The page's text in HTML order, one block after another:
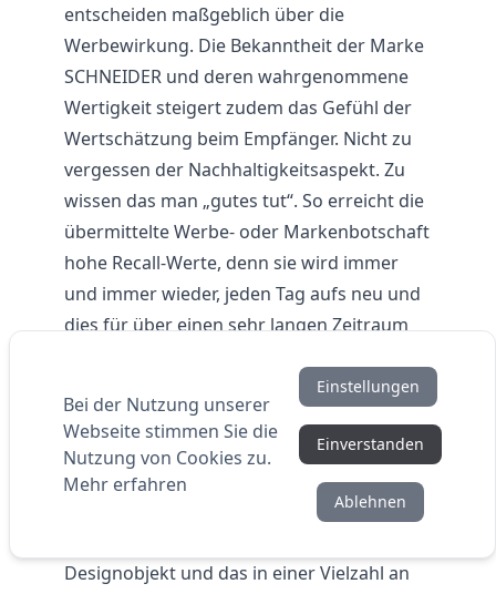
entscheiden maßgeblich über die
Werbewirkung. Die Bekanntheit der Marke
SCHNEIDER und deren wahrgenommene
Wertigkeit steigert zudem das Gefühl der
Wertschätzung beim Empfänger. Nicht zu
vergessen der Nachhaltigkeitsaspekt. Zu
wissen das man „gutes tut“. So erreicht die
übermittelte Werbe- oder Markenbotschaft
hohe Recall-Werte, denn sie wird immer
und immer wieder, jeden Tag aufs neu und
dies für über einen sehr langen Zeitraum
SCHNEIDER Sortiment ermöglicht zudem
das passende Schreibgerät für jedes
Projekt, jede Zielgruppe und jede
Markenidentität und Werbebotschaft zu
Designobjekt und das in einer Vielzahl an
Bei der Nutzung unserer
Webseite stimmen Sie die
Nutzung von Cookies zu.
Mehr erfahren
Einstellungen
Einverstanden
Ablehnen